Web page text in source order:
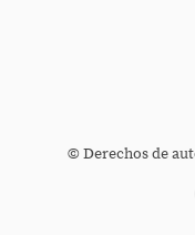
© Derechos de